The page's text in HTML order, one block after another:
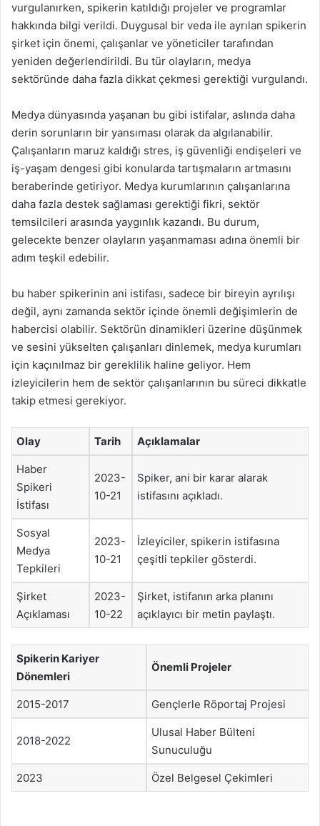
vurgulanırken, spikerin katıldığı projeler ve programlar
hakkında bilgi verildi. Duygusal bir veda ile ayrılan spikerin
şirket için önemi, çalışanlar ve yöneticiler tarafından
yeniden değerlendirildi. Bu tür olayların, medya
sektöründe daha fazla dikkat çekmesi gerektiği vurgulandı.
Medya dünyasında yaşanan bu gibi istifalar, aslında daha
derin sorunların bir yansıması olarak da algılanabilir.
Çalışanların maruz kaldığı stres, iş güvenliği endişeleri ve
iş-yaşam dengesi gibi konularda tartışmaların artmasını
beraberinde getiriyor. Medya kurumlarının çalışanlarına
daha fazla destek sağlaması gerektiği fikri, sektör
temsilcileri arasında yaygınlık kazandı. Bu durum,
gelecekte benzer olayların yaşanmaması adına önemli bir
adım teşkil edebilir.
bu haber spikerinin ani istifası, sadece bir bireyin ayrılışı
değil, aynı zamanda sektör içinde önemli değişimlerin de
habercisi olabilir. Sektörün dinamikleri üzerine düşünmek
ve sesini yükselten çalışanları dinlemek, medya kurumları
için kaçınılmaz bir gereklilik haline geliyor. Hem
izleyicilerin hem de sektör çalışanlarının bu süreci dikkatle
takip etmesi gerekiyor.
Olay Tarih Açıklamalar
Haber
Spikeri
İstifası
2023-
10-21
Spiker, ani bir karar alarak
istifasını açıkladı.
Sosyal
Medya
Tepkileri
2023-
10-21
İzleyiciler, spikerin istifasına
çeşitli tepkiler gösterdi.
Şirket
Açıklaması
2023-
10-22
Şirket, istifanın arka planını
açıklayıcı bir metin paylaştı.
Spikerin Kariyer
Dönemleri
Önemli Projeler
2015-2017 Gençlerle Röportaj Projesi
2018-2022
Ulusal Haber Bülteni
Sunuculuğu
2023 Özel Belgesel Çekimleri